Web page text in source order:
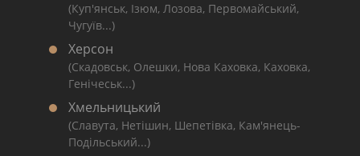
(Куп'янськ, Ізюм, Лозова, Первомайський,
Чугуїв...)
Херсон
(Скадовськ, Олешки, Нова Каховка, Каховка,
Генічеськ...)
Хмельницький
(Славута, Нетішин, Шепетівка, Кам'янець-
Подільський...)